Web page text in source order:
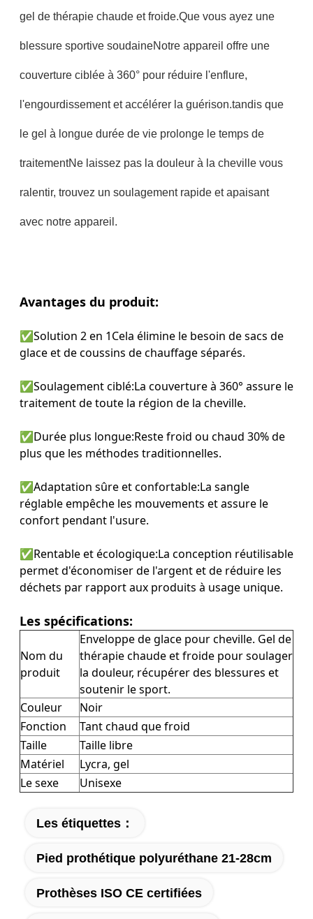
gel de thérapie chaude et froide.Que vous ayez une
blessure sportive soudaineNotre appareil offre une
couverture ciblée à 360° pour réduire l'enflure,
l'engourdissement et accélérer la guérison.tandis que
le gel à longue durée de vie prolonge le temps de
traitementNe laissez pas la douleur à la cheville vous
ralentir, trouvez un soulagement rapide et apaisant
avec notre appareil.
Avantages du produit:
✅Solution 2 en 1Cela élimine le besoin de sacs de
glace et de coussins de chauffage séparés.
✅Soulagement ciblé:La couverture à 360° assure le
traitement de toute la région de la cheville.
✅Durée plus longue:Reste froid ou chaud 30% de
plus que les méthodes traditionnelles.
✅Adaptation sûre et confortable:La sangle
réglable empêche les mouvements et assure le
confort pendant l'usure.
✅Rentable et écologique:La conception réutilisable
permet d'économiser de l'argent et de réduire les
déchets par rapport aux produits à usage unique.
Les spécifications:
Nom du
produit
Enveloppe de glace pour cheville. Gel de
thérapie chaude et froide pour soulager
la douleur, récupérer des blessures et
soutenir le sport.
Couleur
Noir
Fonction
Tant chaud que froid
Taille
Taille libre
Matériel
Lycra, gel
Le sexe
Unisexe
Les étiquettes：
Pied prothétique polyuréthane 21-28cm
Prothèses ISO CE certifiées